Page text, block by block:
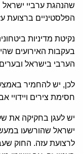
שהנהגת ערביי
הפלסטיניים ברצועת
נקיטת מדיניות
הערבי בישראל
לכן, יש להחמיר
חסימת צירים
יש לעגן בחקיקה את
ישראל שהורשעו
לרצועת עזה. החוק